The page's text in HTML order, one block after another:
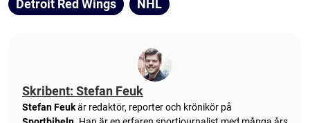
Detroit Red Wings NHL
Skribent: Stefan Feuk
Stefan Feukär redaktör, reporter och krönikör på